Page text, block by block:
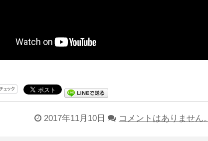
2017年11月10日 コメントはありません。